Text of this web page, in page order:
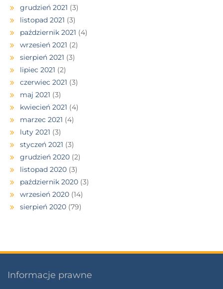
grudzień 2021 (3)
listopad 2021 (3)
październik 2021 (4)
wrzesień 2021 (2)
sierpień 2021 (3)
lipiec 2021 (2)
czerwiec 2021 (3)
maj 2021 (3)
kwiecień 2021 (4)
marzec 2021 (4)
luty 2021 (3)
styczeń 2021 (3)
grudzień 2020 (2)
listopad 2020 (3)
październik 2020 (3)
wrzesień 2020 (14)
sierpień 2020 (79)
Informacje prawne